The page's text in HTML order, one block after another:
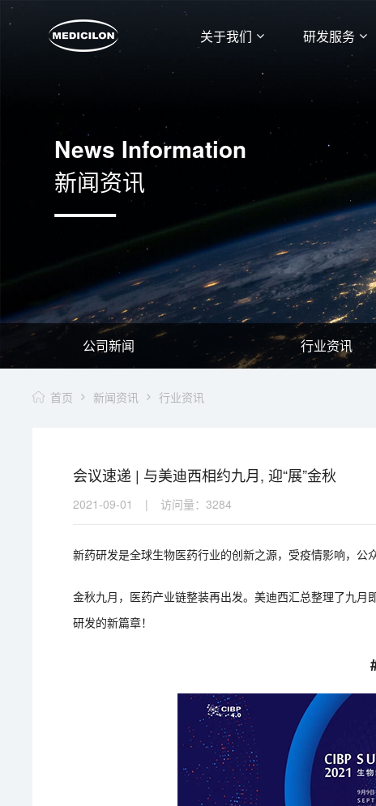
关于我们 研发服务
News Information
新闻资讯
公司新闻 行业资讯
首页 新闻资讯 行业资讯
会议速递 | 与美迪西相约九月, 迎“展”金秋
2021-09-01 | 访问量：3284
新药研发是全球生物医药行业的创新之源，受疫情影响，公
金秋九月，医药产业链整装再出发。美迪西汇总整理了九
研发的新篇章！